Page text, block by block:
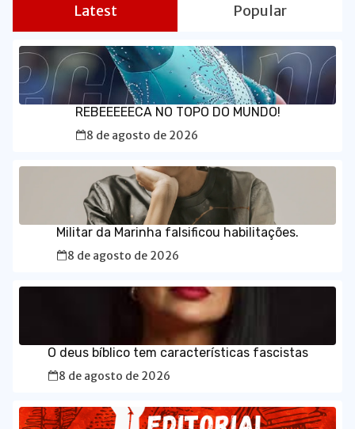
Latest Popular
REBEEEEECA NO TOPO DO MUNDO!
8 de agosto de 2026
Militar da Marinha falsificou habilitações.
8 de agosto de 2026
O deus bíblico tem características fascistas
8 de agosto de 2026